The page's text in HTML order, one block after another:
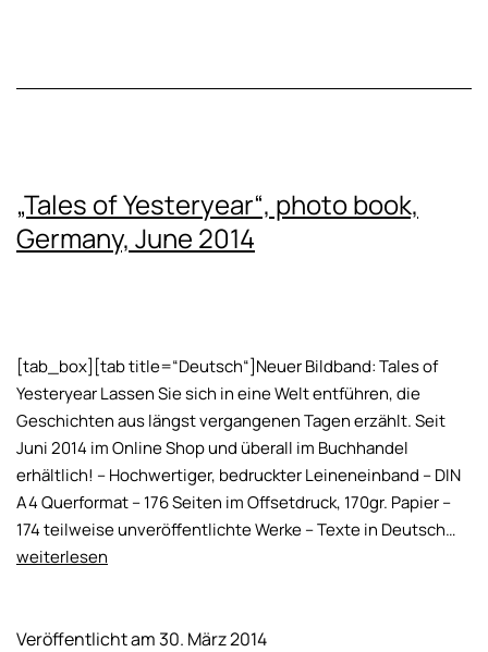
Lintfort
„Tales of Yesteryear“, photo book,
Germany, June 2014
[tab_box][tab title=“Deutsch“]Neuer Bildband: Tales of
Yesteryear Lassen Sie sich in eine Welt entführen, die
Geschichten aus längst vergangenen Tagen erzählt. Seit
Juni 2014 im Online Shop und überall im Buchhandel
erhältlich! – Hochwertiger, bedruckter Leineneinband – DIN
A4 Querformat – 176 Seiten im Offsetdruck, 170gr. Papier –
174 teilweise unveröffentlichte Werke – Texte in Deutsch…
weiterlesen
Veröffentlicht am30. März 2014